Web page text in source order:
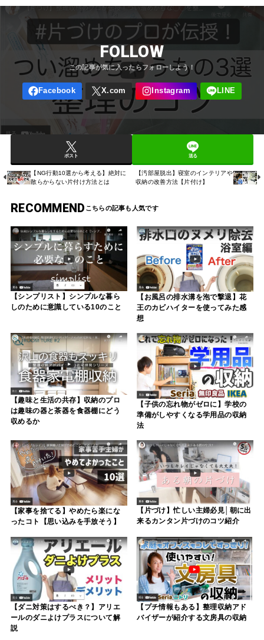
FOLLOW
ポスト 送る
【NG行動10選から考える】絶対に
散らからない片付け方法とは
【汚部屋脱出】寝室のインテリアや
収納の改善方法【片付け】
RECOMMEND
【シンプリスト】シンプルな暮ら
しのために意識している10のこと
【お風呂の排水溝を泡で撃退】花
王のカビハイターを使ってみた感
想
【趣味と生活の共存】収納のプロ
は趣味の器と茶器を食器棚にどう
収めるか
【子供の忘れ物がゼロに】学校の
準備がしやすくなる学用品の収納
法
【家事を捨てる】やめたら楽にな
ったコト【思い込みを手放そう】
【片づけ】忙しい主婦必見│朝に出
来るカンタン片づけのコツ紹介
【ダニ対策はするべき？】アリエ
ールのダニよけプラスについて解
説
【プチ情報もある】整理収納アド
バイザーが紹介する文房具の収納